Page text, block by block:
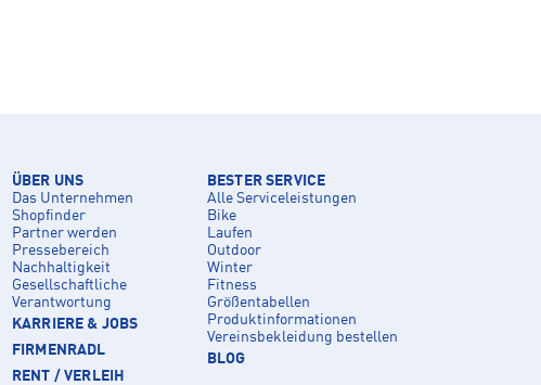
ÜBER UNS
Das Unternehmen
Shopfinder
Partner werden
Pressebereich
Nachhaltigkeit
Gesellschaftliche
Verantwortung
KARRIERE & JOBS
FIRMENRADL
RENT / VERLEIH
BESTER SERVICE
Alle Serviceleistungen
Bike
Laufen
Outdoor
Winter
Fitness
Größentabellen
Produktinformationen
Vereinsbekleidung bestellen
BLOG